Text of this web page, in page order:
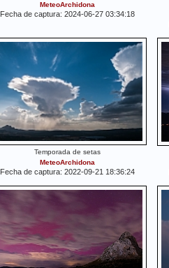
MeteoArchidona
Fecha de captura: 2024-06-27 03:34:18
Temporada de setas
MeteoArchidona
Fecha de captura: 2022-09-21 18:36:24